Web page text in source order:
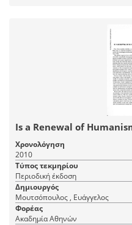
Is a Renewal of
Χρονολόγηση
2010
Τύπος τεκμηρίου
Περιοδική έκδοση
Δημιουργός
Μουτσόπουλος , Ευάγγελος
Φορέας
Ακαδημία Αθηνών